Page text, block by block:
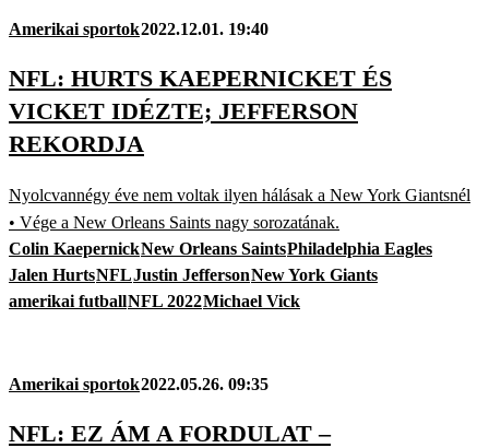
Amerikai sportok2022.12.01. 19:40
NFL: HURTS KAEPERNICKET ÉS
VICKET IDÉZTE; JEFFERSON
REKORDJA
Nyolcvannégy éve nem voltak ilyen hálásak a New York Giantsnél
• Vége a New Orleans Saints nagy sorozatának.
Colin KaepernickNew Orleans SaintsPhiladelphia Eagles
Jalen HurtsNFLJustin JeffersonNew York Giants
amerikai futballNFL 2022Michael Vick
Amerikai sportok2022.05.26. 09:35
NFL: EZ ÁM A FORDULAT –